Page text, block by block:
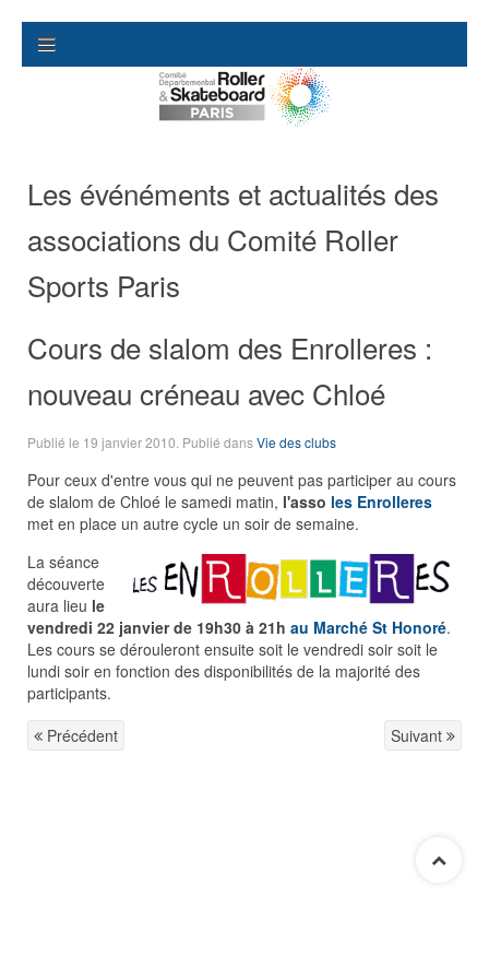
Les événéments et actualités des
associations du Comité Roller
Sports Paris
Cours de slalom des Enrolleres :
nouveau créneau avec Chloé
Publié le 19 janvier 2010 . Publié dansVie des clubs
Pour ceux d'entre vous qui ne peuvent pas participer au cours
de slalom de Chloé le samedi matin, l'asso les Enrolleres
met en place un autre cycle un soir de semaine.
La séance
découverte
aura lieu le
vendredi 22 janvier de 19h30 à 21h au Marché St Honoré.
Les cours se dérouleront ensuite soit le vendredi soir soit le
lundi soir en fonction des disponibilités de la majorité des
participants.
Précédent
Suivant